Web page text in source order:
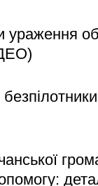
ураження